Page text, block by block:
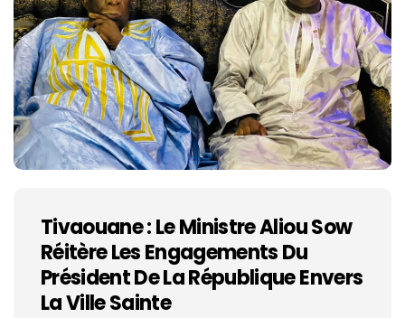
Tivaouane : Le Ministre Aliou Sow
Réitère Les Engagements Du
Président De La République Envers
La Ville Sainte